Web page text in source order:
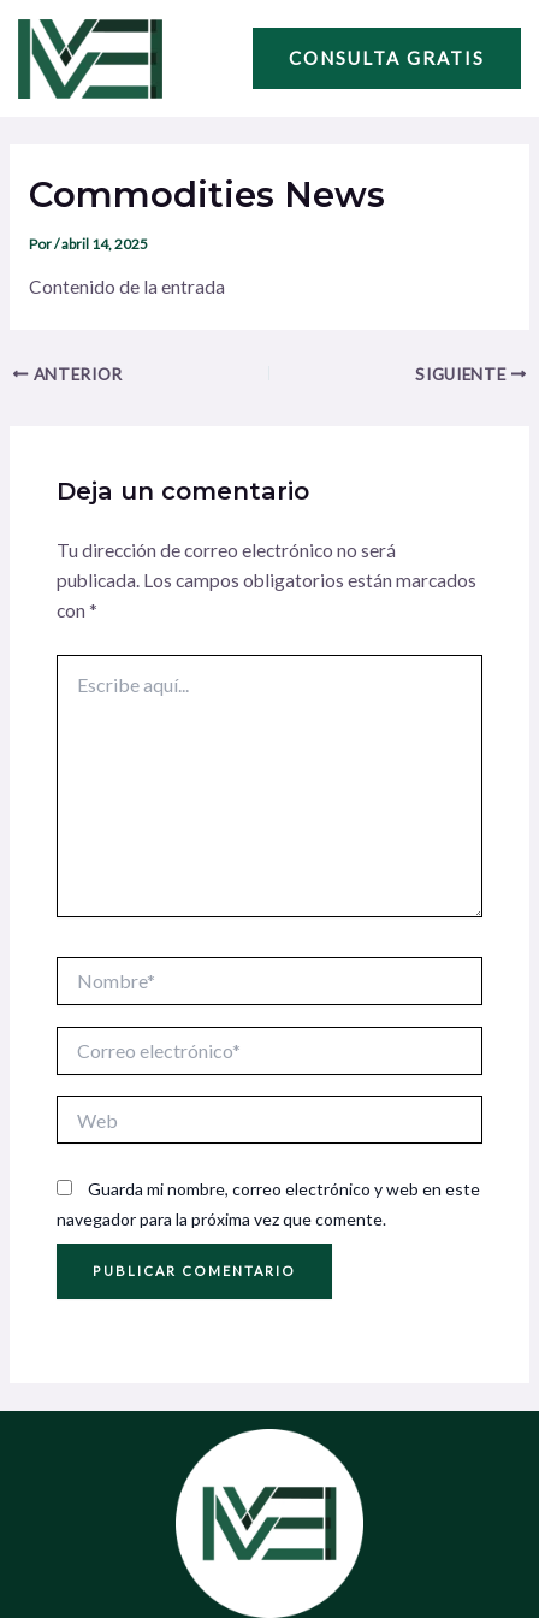
contenido
CONSULTA GRATIS
Commodities News
Por/abril 14, 2025
Contenido de la entrada
entradas
ANTERIOR SIGUIENTE
Deja un comentario
Tu dirección de correo electrónico no será
publicada. Los campos obligatorios están marcados
con *
aquí...
electrónico*
Guarda mi nombre, correo electrónico y web en este
navegador para la próxima vez que comente.